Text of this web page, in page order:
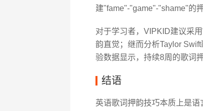
建"fame"-"game"-"shame"的
对于学习者，VIPKID建议采
韵直觉；继而分析Taylor
验数据显示，持续8周的歌词
结语
英语歌词押韵技巧本质上是